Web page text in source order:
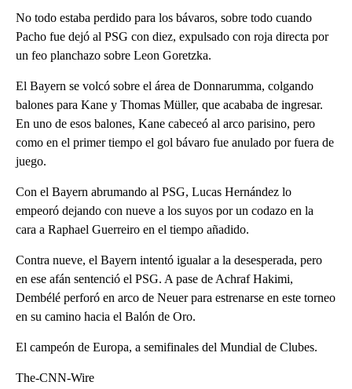
No todo estaba perdido para los bávaros, sobre todo cuando
Pacho fue dejó al PSG con diez, expulsado con roja directa por
un feo planchazo sobre Leon Goretzka.
El Bayern se volcó sobre el área de Donnarumma, colgando
balones para Kane y Thomas Müller, que acababa de ingresar.
En uno de esos balones, Kane cabeceó al arco parisino, pero
como en el primer tiempo el gol bávaro fue anulado por fuera de
juego.
Con el Bayern abrumando al PSG, Lucas Hernández lo
empeoró dejando con nueve a los suyos por un codazo en la
cara a Raphael Guerreiro en el tiempo añadido.
Contra nueve, el Bayern intentó igualar a la desesperada, pero
en ese afán sentenció el PSG. A pase de Achraf Hakimi,
Dembélé perforó en arco de Neuer para estrenarse en este torneo
en su camino hacia el Balón de Oro.
El campeón de Europa, a semifinales del Mundial de Clubes.
The-CNN-Wire